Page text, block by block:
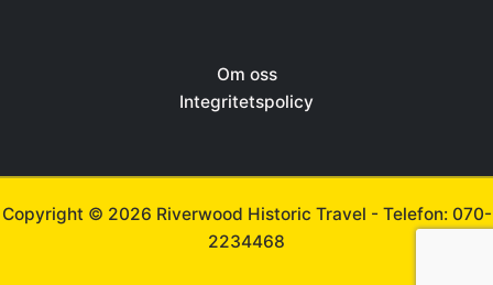
Om oss
Integritetspolicy
Copyright © 2026 Riverwood Historic Travel - Telefon: 070-
2234468